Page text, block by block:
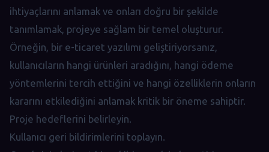
ihtiyaçlarını anlamak ve onları doğru bir şekilde
tanımlamak, projeye sağlam bir temel oluşturur.
Örneğin, bir e-ticaret yazılımı geliştiriyorsanız,
kullanıcıların hangi ürünleri aradığını, hangi ödeme
yöntemlerini tercih ettiğini ve hangi özelliklerin onların
kararını etkilediğini anlamak kritik bir öneme sahiptir.
Proje hedeflerini belirleyin.
Kullanıcı geri bildirimlerini toplayın.